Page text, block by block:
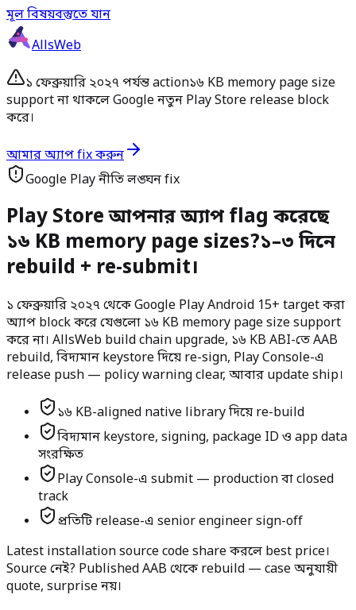
মূল বিষয়বস্তুতে যান
AllsWeb
১ ফেব্রুয়ারি ২০২৭ পর্যন্ত action১৬ KB memory page size
support না থাকলে Google নতুন Play Store release block
করে।
আমার অ্যাপ fix করুন
Google Play নীতি লঙ্ঘন fix
Play Store আপনার অ্যাপ flag করেছে
১৬ KB memory page sizes?১–৩ দিনে
rebuild + re-submit।
১ ফেব্রুয়ারি ২০২৭ থেকে Google Play Android 15+ target করা
অ্যাপ block করে যেগুলো ১৬ KB memory page size support
করে না। AllsWeb build chain upgrade, ১৬ KB ABI-তে AAB
rebuild, বিদ্যমান keystore দিয়ে re-sign, Play Console-এ
release push — policy warning clear, আবার update ship।
১৬ KB-aligned native library দিয়ে re-build
বিদ্যমান keystore, signing, package ID ও app data
সংরক্ষিত
Play Console-এ submit — production বা closed
track
প্রতিটি release-এ senior engineer sign-off
Latest installation source code share করলে best price।
Source নেই? Published AAB থেকে rebuild — case অনুযায়ী
quote, surprise নয়।